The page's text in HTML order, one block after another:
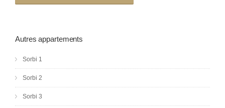
Autres appartements
Sorbi 1
Sorbi 2
Sorbi 3